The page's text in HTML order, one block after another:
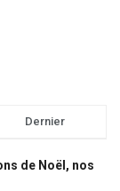
Dernier
de Noël, nos